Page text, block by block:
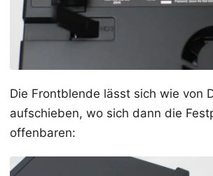
Die Frontblende lässt sich wie von
aufschieben, wo sich dann die
offenbaren: